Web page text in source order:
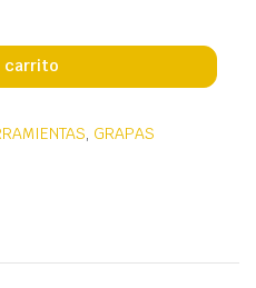
carrito
, GRAPAS